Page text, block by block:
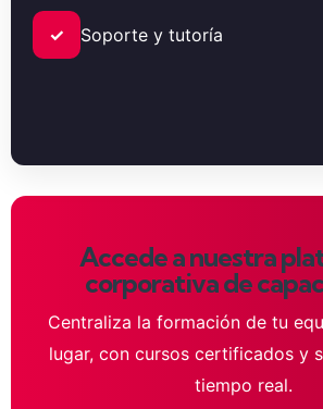
✓ Soporte y tutoría
Accede a nuestra
corporativa de
Centraliza la formación de tu
lugar, con cursos certificados y
tiempo real.